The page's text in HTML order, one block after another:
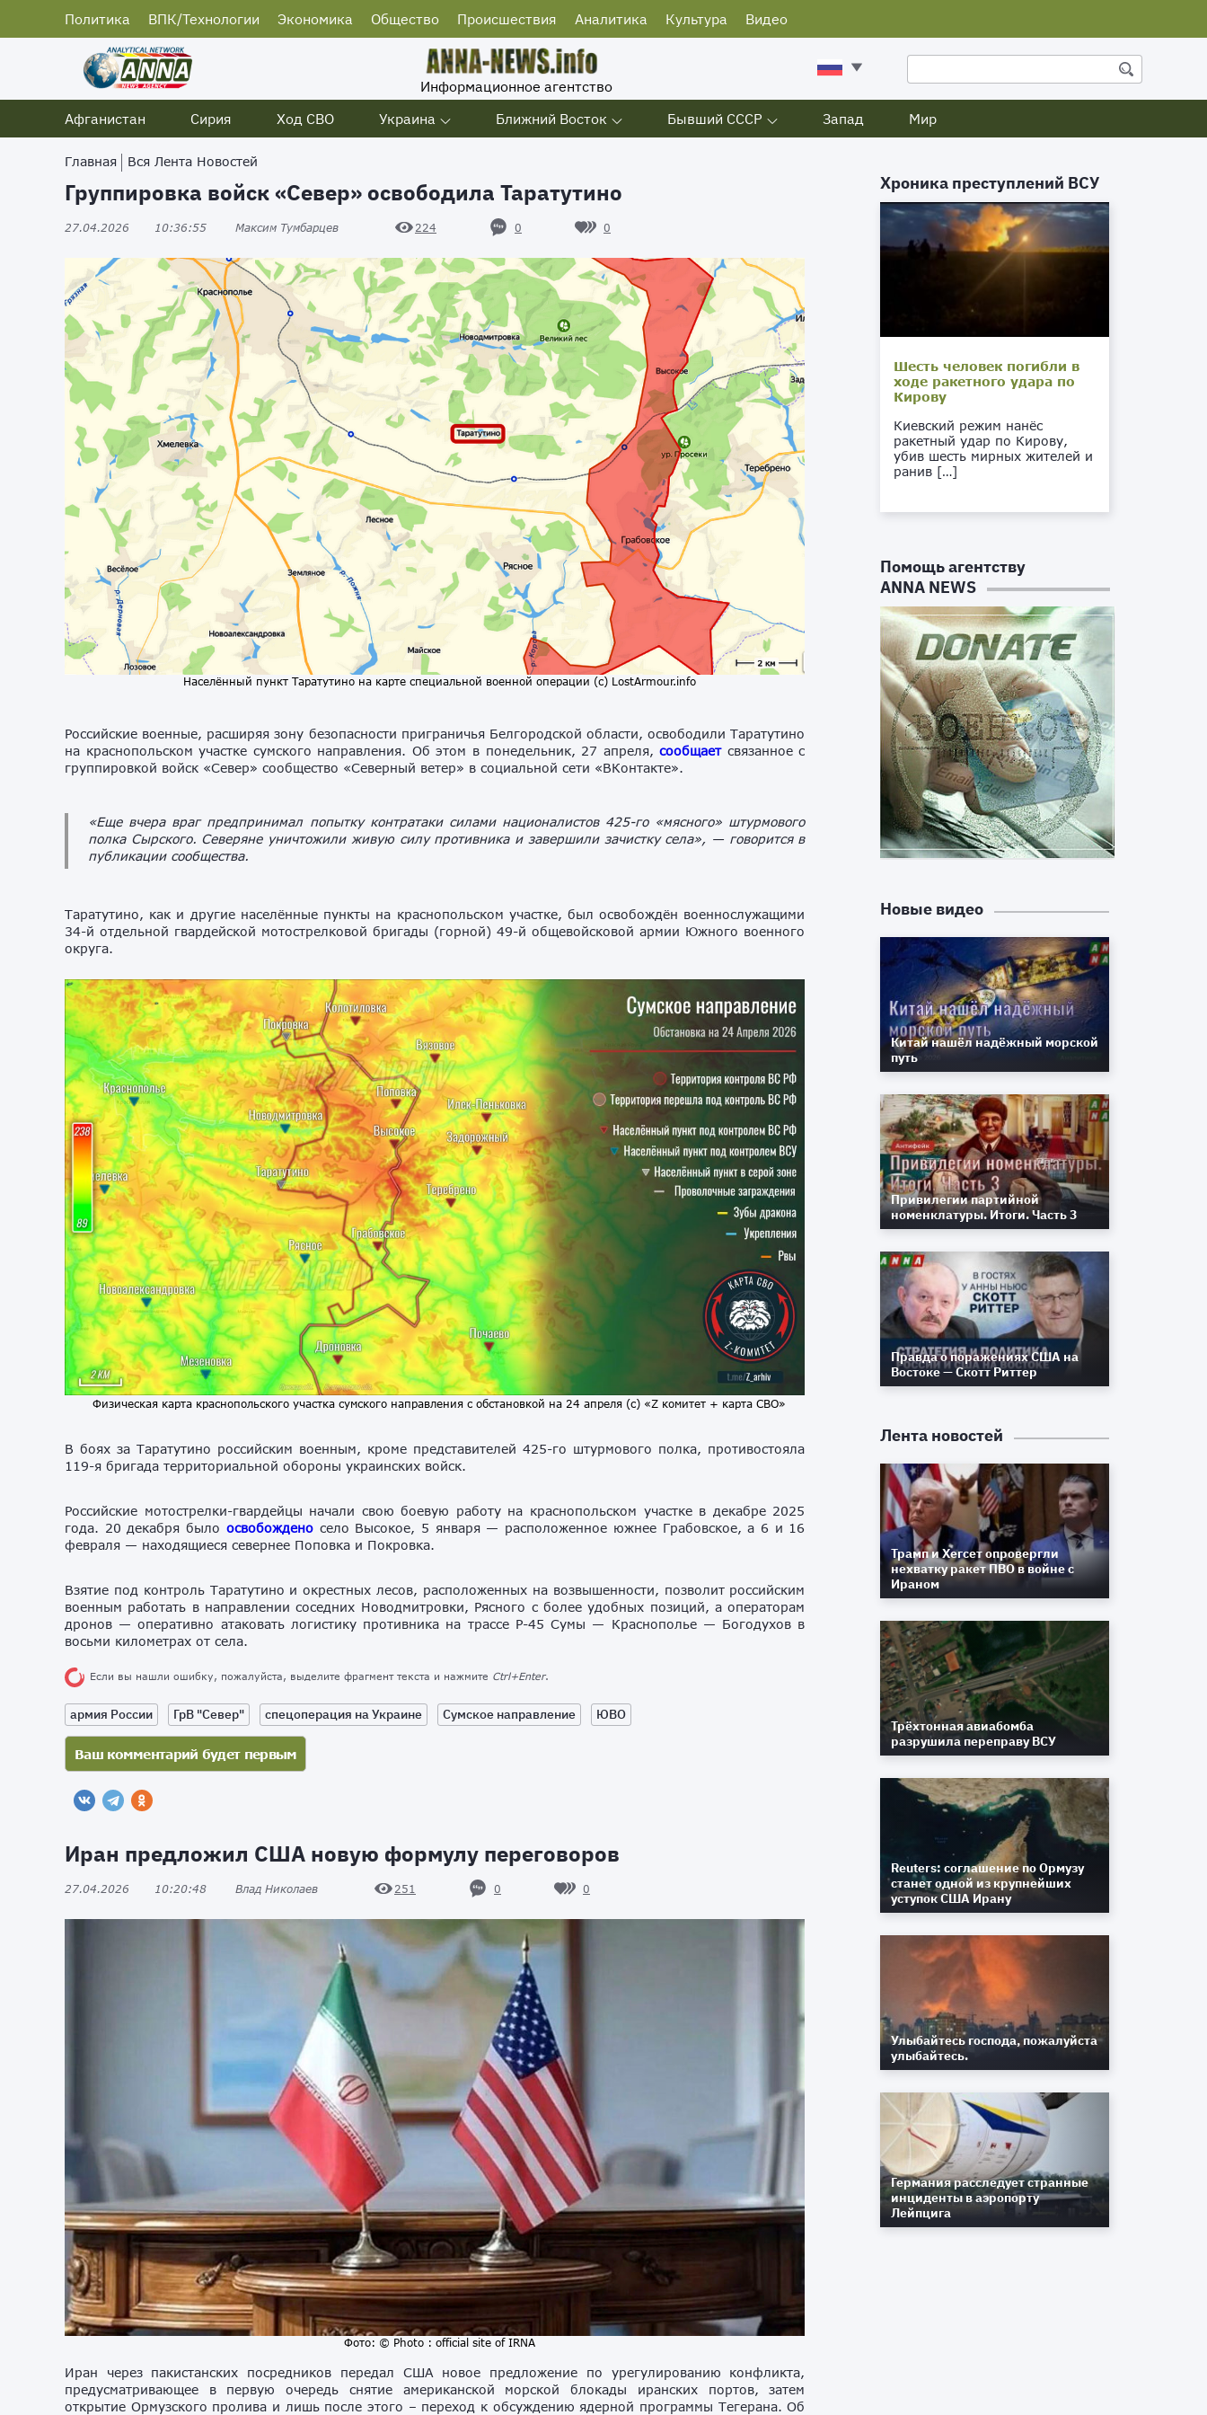
Политика ВПК/Технологии Экономика Общество Происшествия Аналитика Культура Видео
Информационное агентство
Афганистан
Сирия Ход СВО Украина Ближний Восток Бывший СССР Запад Мир
Главная Вся Лента Новостей
Группировка войск «Север» освободила Таратутино
27.04.2026 10:36:55 Максим Тумбарцев 224 0 0
Населённый пункт Таратутино на карте специальной военной операции (с) LostArmour.info
Российские военные, расширяя зону безопасности приграничья Белгородской области, освободили Таратутино
на краснопольском участке сумского направления. Об этом в понедельник, 27 апреля,сообщаетсвязанное с
группировкой войск «Север» сообщество «Северный ветер» в социальной сети «ВКонтакте».
«Еще вчера враг предпринимал попытку контратаки силами националистов 425-го «мясного» штурмового
полка Сырского. Северяне уничтожили живую силу противника и завершили зачистку села», — говорится в
публикации сообщества.
Таратутино, как и другие населённые пункты на краснопольском участке, был освобождён военнослужащими
34-й отдельной гвардейской мотострелковой бригады (горной) 49-й общевойсковой армии Южного военного
округа.
Физическая карта краснопольского участка сумского направления с обстановкой на 24 апреля (с) «Z комитет + карта СВО»
В боях за Таратутино российским военным, кроме представителей 425-го штурмового полка, противостояла
119-я бригада территориальной обороны украинских войск.
Российские мотострелки-гвардейцы начали свою боевую работу на краснопольском участке в декабре 2025
года. 20 декабря было освобожденосело Высокое, 5 января — расположенное южнее Грабовское, а 6 и 16
февраля — находящиеся севернее Поповка и Покровка.
Взятие под контроль Таратутино и окрестных лесов, расположенных на возвышенности, позволит российским
военным работать в направлении соседних Новодмитровки, Рясного с более удобных позиций, а операторам
дронов — оперативно атаковать логистику противника на трассе Р-45 Сумы — Краснополье — Богодухов в
восьми километрах от села.
Если вы нашли ошибку, пожалуйста, выделите фрагмент текста и нажмите Ctrl+Enter.
армия России ГрВ "Север" спецоперация на Украине Сумское направление ЮВО
Иран предложил США новую формулу переговоров
27.04.2026 10:20:48 Влад Николаев 251 0 0
Фото: © Photo : official site of IRNA
Иран через пакистанских посредников передал США новое предложение по урегулированию конфликта,
предусматривающее в первую очередь снятие американской морской блокады иранских портов, затем
открытие Ормузского пролива и лишь после этого – переход к обсуждению ядерной программы Тегерана. Об
Хроника преступлений ВСУ
Шесть человек погибли в
ходе ракетного удара по
Кирову
Киевский режим нанёс
ракетный удар по Кирову,
убив шесть мирных жителей и
ранив […]
Помощь агентству
ANNA NEWS
Новые видео
Китай нашёл надёжный морской
путь
Привилегии партийной
номенклатуры. Итоги. Часть 3
Правда о поражениях США на
Востоке — Скотт Риттер
Лента новостей
Трамп и Хегсет опровергли
нехватку ракет ПВО в войне с
Ираном
Трёхтонная авиабомба
разрушила переправу ВСУ
Reuters: соглашение по Ормузу
станет одной из крупнейших
уступок США Ирану
Улыбайтесь господа, пожалуйста
улыбайтесь.
Германия расследует странные
инциденты в аэропорту
Лейпцига